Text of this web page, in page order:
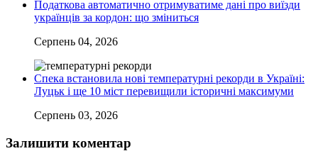
Податкова автоматично отримуватиме дані про виїзди
українців за кордон: що зміниться
Серпень 04, 2026
Спека встановила нові температурні рекорди в Україні:
Луцьк і ще 10 міст перевищили історичні максимуми
Серпень 03, 2026
Залишити коментар